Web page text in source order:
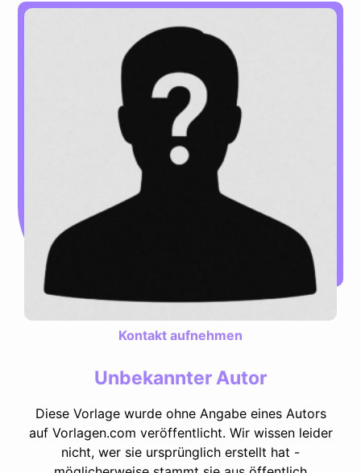
Kontakt aufnehmen
Unbekannter Autor
Diese Vorlage wurde ohne Angabe eines Autors
auf Vorlagen.com veröffentlicht. Wir wissen leider
nicht, wer sie ursprünglich erstellt hat -